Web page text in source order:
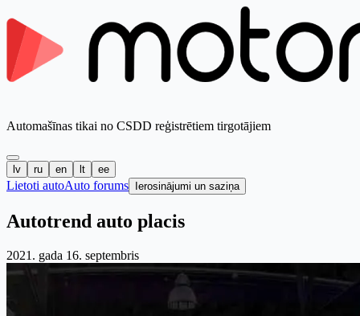
Automašīnas tikai no CSDD reģistrētiem tirgotājiem
lv ru en lt ee
Lietoti autoAuto forums Ierosinājumi un saziņa
Autotrend auto placis
2021. gada 16. septembris